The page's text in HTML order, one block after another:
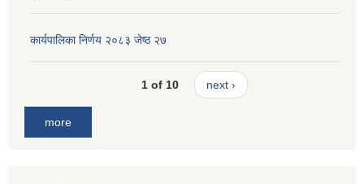
कार्यपालिका निर्णय २०८३ जेष्ठ २७
1 of 10 next ›
more